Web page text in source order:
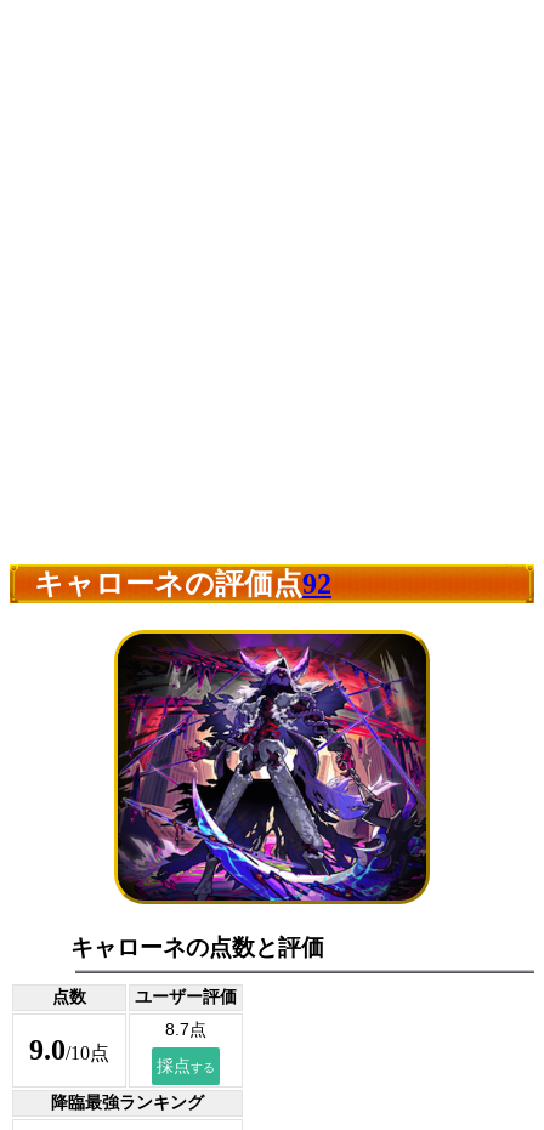
キャローネの評価点92
キャローネの点数と評価
点数 ユーザー評価
9.0/10点
降臨最強ランキング